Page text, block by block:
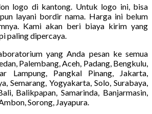
logo di kantong. Untuk logo ini, bisa
layani bordir nama. Harga ini belum
Kami akan beri biaya kirim yang
paling dipercaya.
yang Anda pesan ke semua
Palembang, Aceh, Padang, Bengkulu,
Lampung, Pangkal Pinang, Jakarta,
Semarang, Yogyakarta, Solo, Surabaya,
Balikpapan, Samarinda, Banjarmasin,
Sorong, Jayapura.